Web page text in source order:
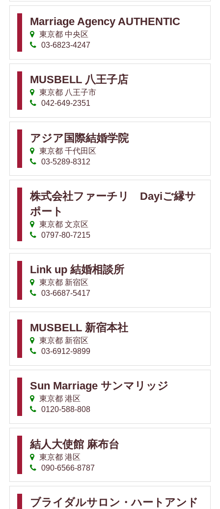
Marriage Agency AUTHENTIC
東京都 中央区
03-6823-4247
MUSBELL 八王子店
東京都 八王子市
042-649-2351
アジア国際結婚学院
東京都 千代田区
03-5289-8312
株式会社ファーチリ Dayiご縁サ
ポート
東京都 文京区
0797-80-7215
Link up 結婚相談所
東京都 新宿区
03-6687-5417
MUSBELL 新宿本社
東京都 新宿区
03-6912-9899
Sun Marriage サンマリッジ
東京都 港区
0120-588-808
結人大使館 麻布台
東京都 港区
090-6566-8787
ブライダルサロン・ハートアンド